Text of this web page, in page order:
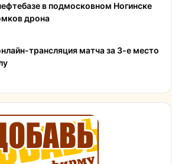
в подмосковном Ногинске
дрона
трансляция матча за 3-е место